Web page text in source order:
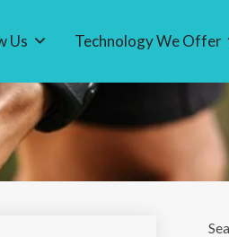
Us Technology We Offer